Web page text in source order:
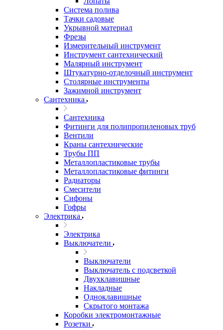
Система полива
Тачки садовые
Укрывной материал
Фрезы
Измерительный инструмент
Инструмент сантехнический
Малярный инструмент
Штукатурно-отделочный инструмент
Cтолярные инструменты
Зажимной инструмент
Сантехника
Сантехника
Фитинги для полипропиленовых труб
Вентили
Краны сантехнические
Трубы ПП
Металлопластиковые трубы
Металлопластиковые фитинги
Радиаторы
Смесители
Сифоны
Гофры
Электрика
Электрика
Выключатели
Выключатели
Выключатель с подсветкой
Двухклавишные
Накладные
Одноклавишные
Скрытого монтажа
Коробки электромонтажные
Розетки